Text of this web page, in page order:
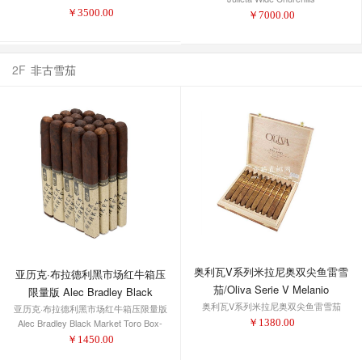
￥ 3500.00 ￥ 7000.00
2F 非古雪茄
亚历克·布拉德利黑市场红牛箱压
限量版 Alec Bradley Black
Market Toro Box-Pressed Limited
Edition
亚历克·布拉德利黑市场红牛箱压限量版
Alec Bradley Black Market Toro Box-
Pressed Limited Edition
￥ 1450.00
奥利瓦V系列米拉尼奥双尖鱼雷雪
茄/Oliva Serie V Melanio
Figurado
奥利瓦V系列米拉尼奥双尖鱼雷雪茄
￥ 1380.00